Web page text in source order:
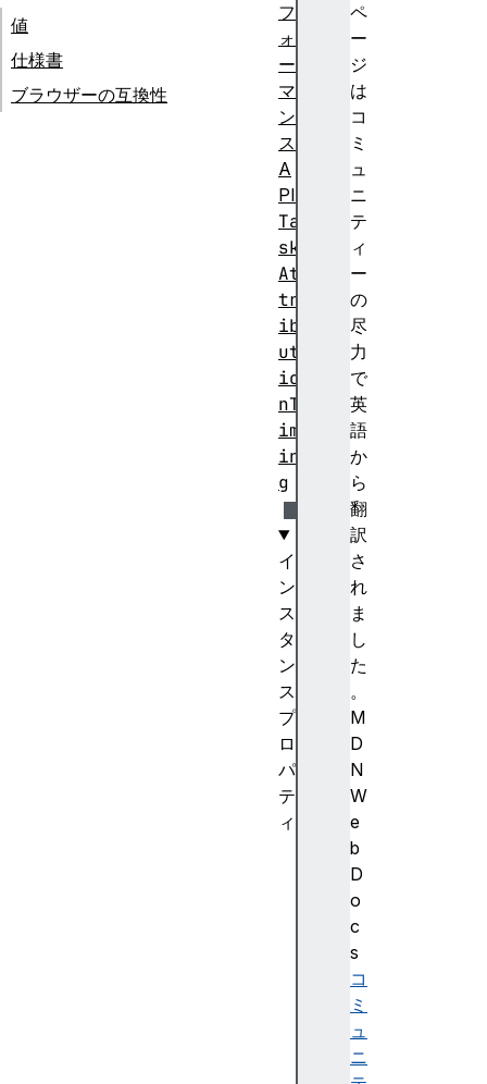
ペ
ー
ジ
は
コ
ミ
ュ
ニ
テ
ィ
ー
の
尽
力
で
英
語
か
ら
翻
訳
さ
れ
ま
し
た
。
M
D
N
W
e
b
D
o
c
s
コ
ミ
ュ
ニ
値
仕様書
ブラウザーの互換性
フ
ォ
ー
マ
ン
ス
A
PI
Ta
sk
At
tr
ib
ut
io
nT
im
in
g
イ
ン
ス
タ
ン
ス
プ
ロ
パ
テ
ィ